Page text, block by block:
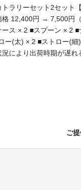
トラリーセット2セット
格 12,400円 → 7,500円
ース × 2 ■スプーン × 2
ー(太) × 2 ■ストロー(
により出荷時期が遅れ
ご